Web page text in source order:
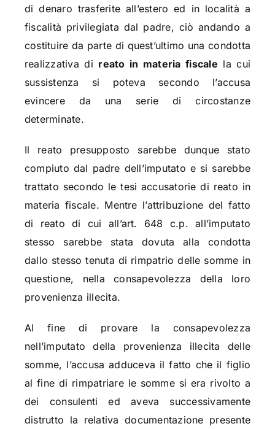
di denaro trasferite all’estero ed in località a
fiscalità privilegiata dal padre, ciò andando a
costituire da parte di quest’ultimo una condotta
realizzativa di reato in materia fiscale la cui
sussistenza si poteva secondo l’accusa
evincere da una serie di circostanze
determinate.
Il reato presupposto sarebbe dunque stato
compiuto dal padre dell’imputato e si sarebbe
trattato secondo le tesi accusatorie di reato in
materia fiscale. Mentre l’attribuzione del fatto
di reato di cui all’art. 648 c.p. all’imputato
stesso sarebbe stata dovuta alla condotta
dallo stesso tenuta di rimpatrio delle somme in
questione, nella consapevolezza della loro
provenienza illecita.
Al fine di provare la consapevolezza
nell’imputato della provenienza illecita delle
somme, l’accusa adduceva il fatto che il figlio
al fine di rimpatriare le somme si era rivolto a
dei consulenti ed aveva successivamente
distrutto la relativa documentazione presente